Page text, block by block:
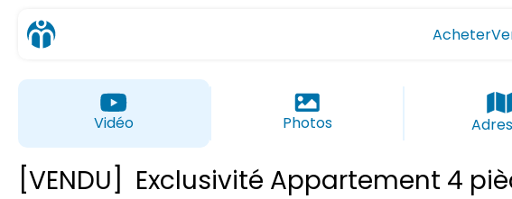
Acheter
Vidéo Photos
[VENDU] Exclusivité Appartement 4